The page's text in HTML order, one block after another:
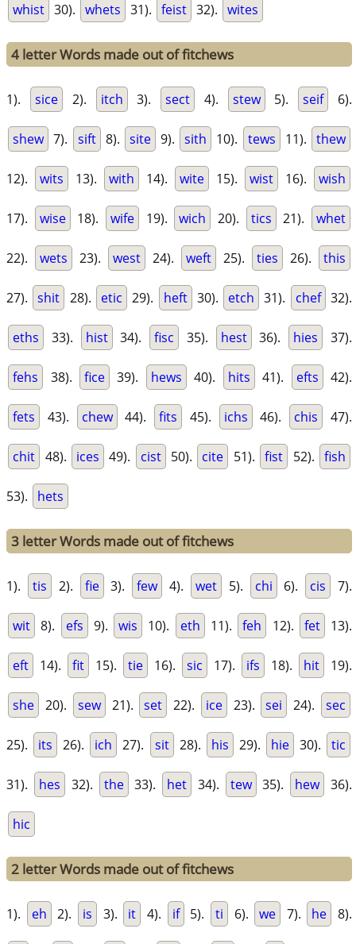
whist 30). whets 31). feist 32). wites
4 letter Words made out of fitchews
1). sice 2). itch 3). sect 4). stew 5). seif 6).
shew 7). sift 8). site 9). sith 10). tews 11). thew
12). wits 13). with 14). wite 15). wist 16). wish
17). wise 18). wife 19). wich 20). tics 21). whet
22). wets 23). west 24). weft 25). ties 26). this
27). shit 28). etic 29). heft 30). etch 31). chef 32).
eths 33). hist 34). fisc 35). hest 36). hies 37).
fehs 38). fice 39). hews 40). hits 41). efts 42).
fets 43). chew 44). fits 45). ichs 46). chis 47).
chit 48). ices 49). cist 50). cite 51). fist 52). fish
53). hets
3 letter Words made out of fitchews
1). tis 2). fie 3). few 4). wet 5). chi 6). cis 7).
wit 8). efs 9). wis 10). eth 11). feh 12). fet 13).
eft 14). fit 15). tie 16). sic 17). ifs 18). hit 19).
she 20). sew 21). set 22). ice 23). sei 24). sec
25). its 26). ich 27). sit 28). his 29). hie 30). tic
31). hes 32). the 33). het 34). tew 35). hew 36).
hic
2 letter Words made out of fitchews
1). eh 2). is 3). it 4). if 5). ti 6). we 7). he 8).